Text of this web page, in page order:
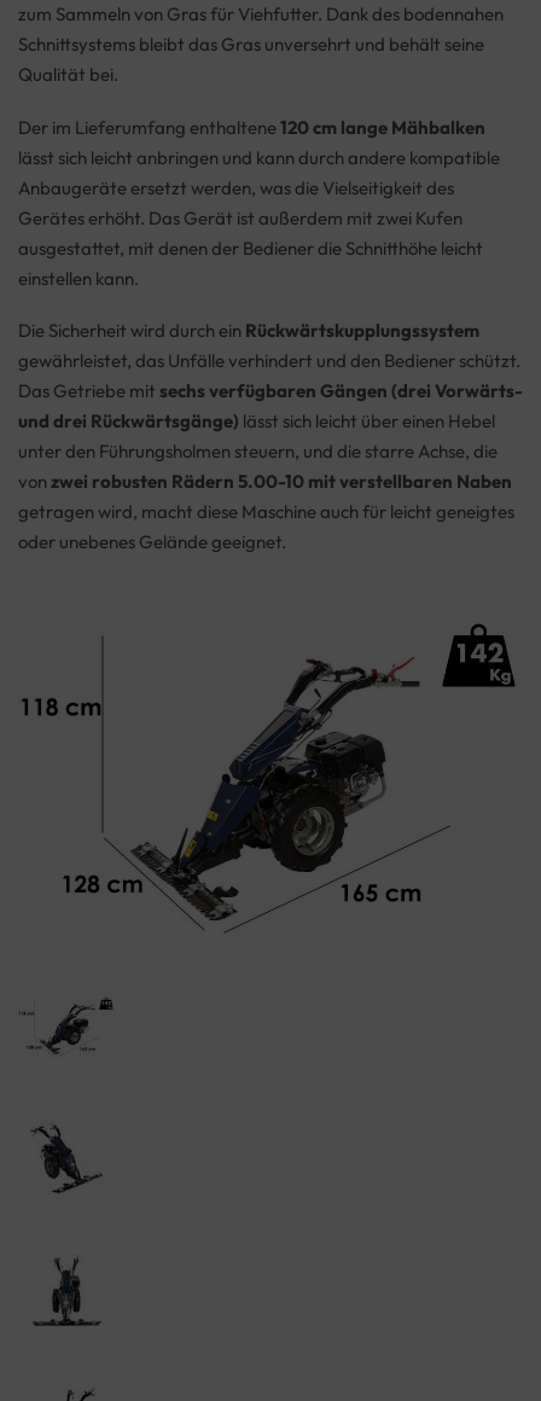
zum Sammeln von Gras für Viehfutter. Dank des bodennahen
Schnittsystems bleibt das Gras unversehrt und behält seine
Qualität bei.
Der im Lieferumfang enthaltene120 cm lange Mähbalken
lässt sich leicht anbringen und kann durch andere kompatible
Anbaugeräte ersetzt werden, was die Vielseitigkeit des
Gerätes erhöht. Das Gerät ist außerdem mit zwei Kufen
ausgestattet, mit denen der Bediener die Schnitthöhe leicht
einstellen kann.
Die Sicherheit wird durch ein Rückwärtskupplungssystem
gewährleistet, das Unfälle verhindert und den Bediener schützt.
Das Getriebe mit sechs verfügbaren Gängen (drei Vorwärts-
und drei Rückwärtsgänge) lässt sich leicht über einen Hebel
unter den Führungsholmen steuern, und die starre Achse, die
von zwei robusten Rädern 5.00-10 mit verstellbaren Naben
getragen wird, macht diese Maschine auch für leicht geneigtes
oder unebenes Gelände geeignet.